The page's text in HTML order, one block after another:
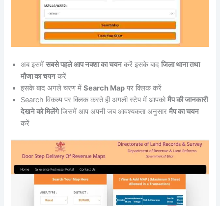
अब इसमेंसबसे पहले आप नक्शा का चयनकरें इसके बादजिला थाना तथा
मौजा का चयनकरें
इसके बाद अगले चरण मेंSearch Map पर क्लिक करें
Search विकल्प पर क्लिक करते ही अगली स्टेप में आपकोमैप की जानकारी
देखने को मिलेंगेजिसमें आप अपनी जब आवश्यकता अनुसारमैप का चयन
करें